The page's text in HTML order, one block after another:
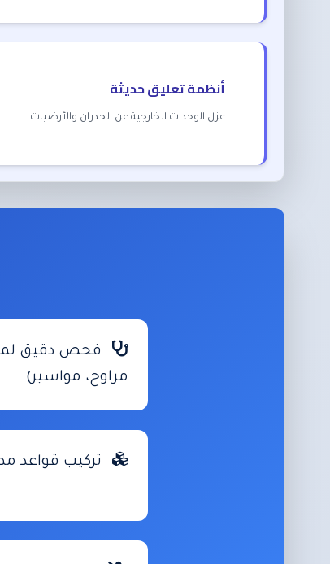
أنظمة تعليق حديثة
عزل الوحدات الخارجية عن الجدران والأرضيات.
فحص دقيق
مراوح، مواسير).
تركيب قواعد